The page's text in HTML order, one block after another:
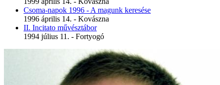
Csoma-napok 1996 - A magunk keresése
1996 április 14. - Kovászna
II. Incitato művésztábor
1994 július 11. - Fortyogó